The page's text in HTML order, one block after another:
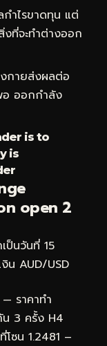
ำไรขาดทุน แต่
ที่จะทำต่างออก
กายส่งผลต่อ
อ ออกกำลัง
is to
is
open 2
ป็นวันที่ 15
น AUD/USD
ราคาทำ
3 ครั้ง H4
ซน 1.2481 –